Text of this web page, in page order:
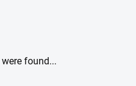
were found...